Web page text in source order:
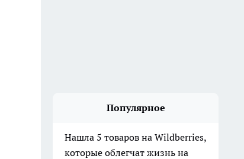
Популярное
Нашла 5 товаров на Wildberries,
которые облегчат жизнь на